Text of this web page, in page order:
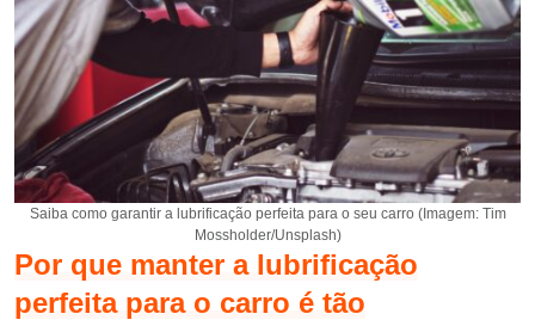
Saiba como garantir a lubrificação perfeita para o seu carro (Imagem: Tim
Mossholder/Unsplash)
Por que manter a lubrificação
perfeita para o carro é tão